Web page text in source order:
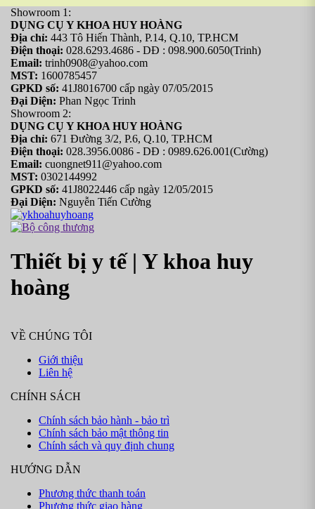
Showroom 1:
DỤNG CỤ Y KHOA HUY HOÀNG
Địa chỉ: 443 Tô Hiến Thành, P.14, Q.10, TP.HCM
Điện thoại: 028.6293.4686 - DĐ : 098.900.6050(Trinh)
Email: trinh0908@yahoo.com
MST: 1600785457
GPKD số: 41J8016700 cấp ngày 07/05/2015
Đại Diện: Phan Ngọc Trinh
Showroom 2:
DỤNG CỤ Y KHOA HUY HOÀNG
Địa chỉ: 671 Đường 3/2, P.6, Q.10, TP.HCM
Điện thoại: 028.3956.0086 - DĐ : 0989.626.001(Cường)
Email: cuongnet911@yahoo.com
MST: 0302144992
GPKD số: 41J8022446 cấp ngày 12/05/2015
Đại Diện: Nguyễn Tiến Cường
Thiết bị y tế | Y khoa huy
hoàng
VỀ CHÚNG TÔI
Giới thiệu
Liên hệ
CHÍNH SÁCH
Chính sách bảo hành - bảo trì
Chính sách bảo mật thông tin
Chính sách và quy định chung
HƯỚNG DẪN
Phương thức thanh toán
Phương thức giao hàng